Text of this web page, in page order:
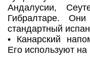
Андалусии,
Гибралтаре.
стандартный
• Канарский
Его используют на